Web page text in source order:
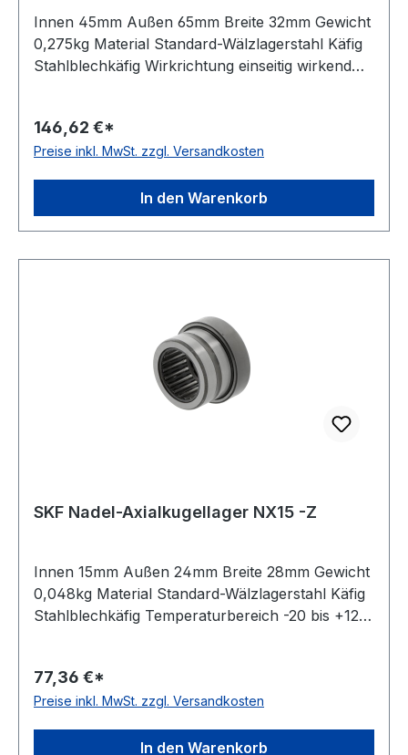
Innen 45mm Außen 65mm Breite 32mm Gewicht
0,275kg Material Standard-Wälzlagerstahl Käfig
Stahlblechkäfig Wirkrichtung einseitig wirkend
ABEC 1
146,62 €*
Preise inkl. MwSt. zzgl. Versandkosten
In den Warenkorb
SKF Nadel-Axialkugellager NX15 -Z
Innen 15mm Außen 24mm Breite 28mm Gewicht
0,048kg Material Standard-Wälzlagerstahl Käfig
Stahlblechkäfig Temperaturbereich -20 bis +120
einseitig wirkend Schmierung für Fettschmierung
77,36 €*
Preise inkl. MwSt. zzgl. Versandkosten
In den Warenkorb